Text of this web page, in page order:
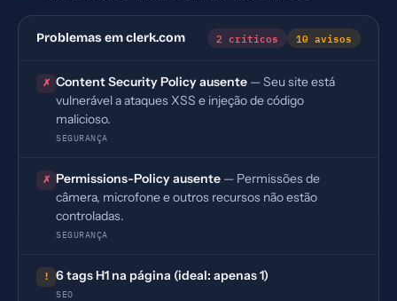
Problemas em clerk.com 2 críticos 10 avisos
✗ Content Security Policy ausente — Seu site está
vulnerável a ataques XSS e injeção de código
malicioso.
SEGURANÇA
✗ Permissions-Policy ausente — Permissões de
câmera, microfone e outros recursos não estão
controladas.
SEGURANÇA
! 6 tags H1 na página (ideal: apenas 1)
SEO